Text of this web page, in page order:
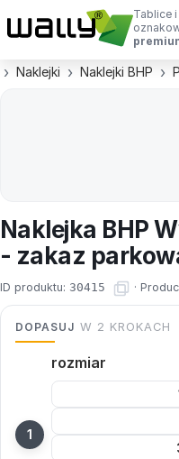
Tablice i
Naklejki Naklejki BHP
Naklejka BHP
- zakaz
ID produktu: 30415 ·
DOPASUJ W 2 KROKACH
rozmiar